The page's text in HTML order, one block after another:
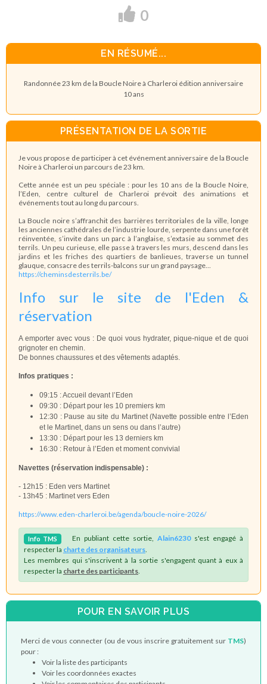
0
EN RÉSUMÉ...
Randonnée 23 km de la Boucle Noire à Charleroi édition anniversaire
10 ans
PRÉSENTATION DE LA SORTIE
Je vous propose de participer à cet événement anniversaire de la Boucle
Noire à Charleroi un parcours de 23 km.
Cette année est un peu spéciale : pour les 10 ans de la Boucle Noire,
l’Eden, centre culturel de Charleroi prévoit des animations et
événements tout au long du parcours.
La Boucle noire s’affranchit des barrières territoriales de la ville, longe
les anciennes cathédrales de l’industrie lourde, serpente dans une forêt
réinventée, s’invite dans un parc à l’anglaise, s’extasie au sommet des
terrils. Un peu curieuse, elle passe à travers les murs, descend dans les
jardins et les friches des quartiers de banlieues, traverse un tunnel
glauque, consacre des terrils-balcons sur un grand paysage...
https://cheminsdesterrils.be/
Info sur le site de l'Eden &
réservation
A emporter avec vous : De quoi vous hydrater, pique-nique et de quoi
grignoter en chemin.
De bonnes chaussures et des vêtements adaptés.
Infos pratiques :
09:15 : Accueil devant l’Eden
09:30 : Départ pour les 10 premiers km
12:30 : Pause au site du Martinet (Navette possible entre l’Eden
et le Martinet, dans un sens ou dans l’autre)
13:30 : Départ pour les 13 derniers km
16:30 : Retour à l’Eden et moment convivial
Navettes (réservation indispensable) :
- 12h15 : Eden vers Martinet
- 13h45 : Martinet vers Eden
https://www.eden-charleroi.be/agenda/boucle-noire-2026/
Info TMS En publiant cette sortie, Alain6230s'est engagé à
respecter la charte des organisateurs
Les membres qui s'inscrivent à la sortie s'engagent quant à eux à
respecter la charte des participants
POUR EN SAVOIR PLUS
Merci de vous connecter (ou de vous inscrire gratuitement sur TMS)
pour :
Voir la liste des participants
Voir les coordonnées exactes